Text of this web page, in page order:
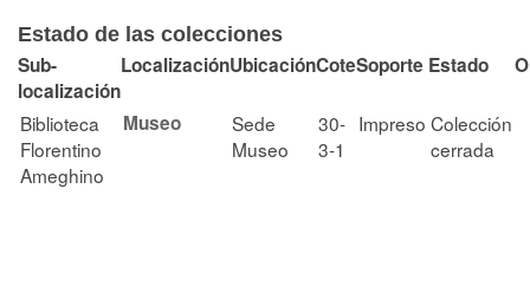
Estado de las colecciones
Sub-
localización
LocalizaciónUbicaciónCoteSoporte Estado
Biblioteca
Florentino
Ameghino
Museo
Sede
Museo
30-
3-1
Impreso Colección
cerrada